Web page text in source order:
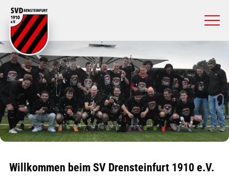
Willkommen beim SV Drensteinfurt 1910 e.V.